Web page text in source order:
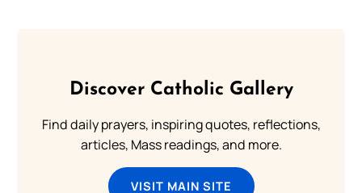
Discover Catholic Gallery
Find daily prayers, inspiring quotes, reflections,
articles, Mass readings, and more.
VISIT MAIN SITE